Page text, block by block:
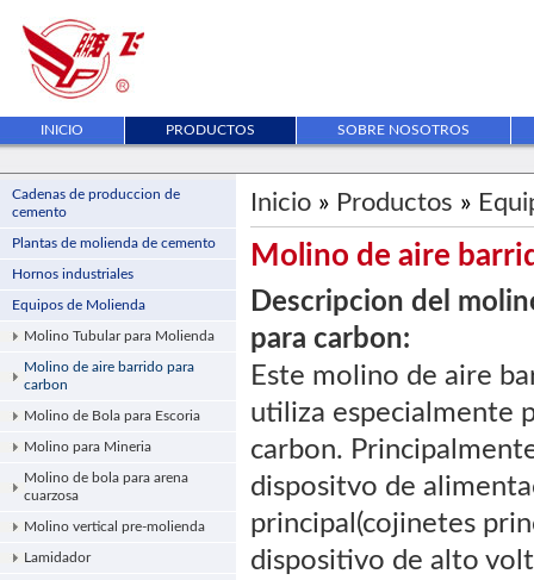
INICIO PRODUCTOS SOBRE NOSOTROS
Cadenas de produccion de
cemento
Plantas de molienda de cemento
Hornos industriales
Equipos de Molienda
Molino Tubular para Molienda
Molino de aire barrido para
carbon
Molino de Bola para Escoria
Molino para Mineria
Molino de bola para arena
cuarzosa
Molino vertical pre-molienda
Lamidador
Inicio » Productos »
Molino de aire
Descripcion del
para carbon:
Este molino de aire
utiliza especialmente
carbon.
dispositvo de
principal(cojinetes
dispositivo de alto